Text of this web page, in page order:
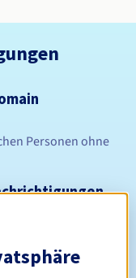
Personen ohne
1 und 10 Jahren